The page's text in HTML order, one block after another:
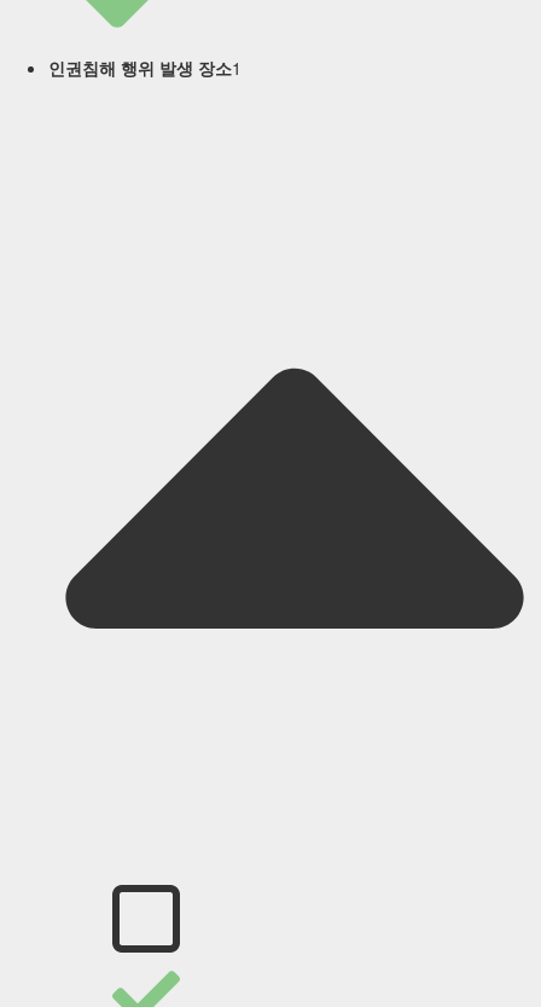
인권침해 행위 발생 장소1